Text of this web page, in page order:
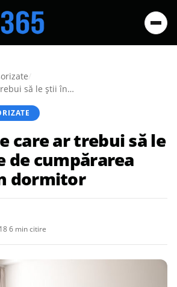
/
5 lucruri pe care ar trebui să le știi înainte de cumpărarea patului din dormitor
care ar trebui să le
de cumpărarea
dormitor
6 min citire